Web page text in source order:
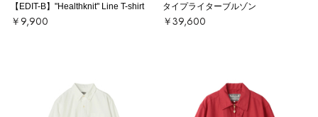
【EDIT-B】"Healthknit" Line T-shirt
￥9,900
タイプライターブルゾン
￥39,600